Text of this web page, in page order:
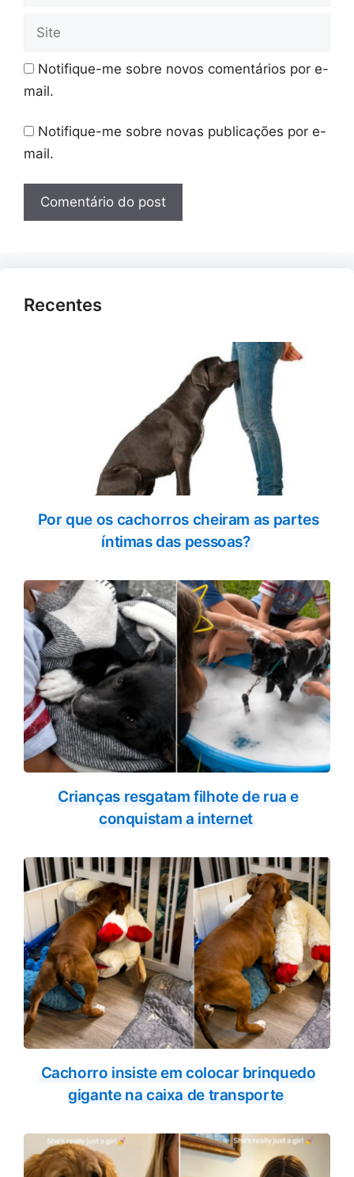
Site
Notifique-me sobre novos comentários por e-
mail.
Notifique-me sobre novas publicações por e-
mail.
Recentes
Por que os cachorros cheiram as partes
íntimas das pessoas?
Crianças resgatam filhote de rua e
conquistam a internet
Cachorro insiste em colocar brinquedo
gigante na caixa de transporte